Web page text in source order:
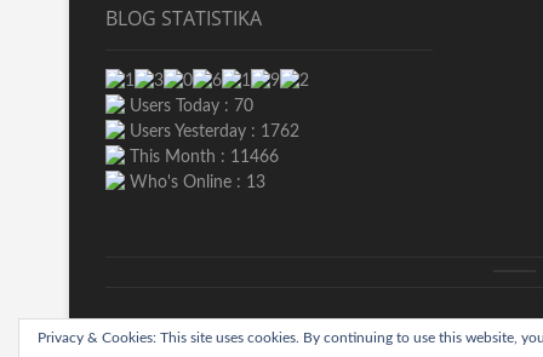
BLOG STATISTIKA
Users Today : 70
Users Yesterday : 1762
This Month : 11466
Who's Online : 13
Biograjski| Designed by:Theme Freesia|WordPress| © Copyright
Privacy & Cookies: This site uses cookies. By continuing to use this website,